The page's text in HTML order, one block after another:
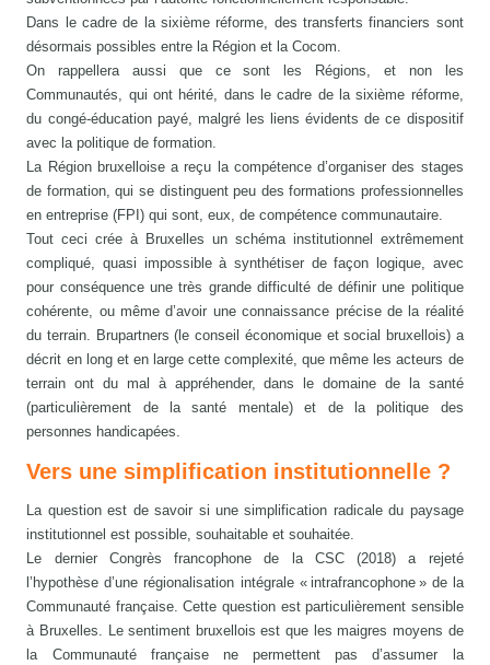
Dans le cadre de la sixième réforme, des transferts financiers sont
désormais possibles entre la Région et la Cocom.
On rappellera aussi que ce sont les Régions, et non les
Communautés, qui ont hérité, dans le cadre de la sixième réforme,
du congé-éducation payé, malgré les liens évidents de ce dispositif
avec la politique de formation.
La Région bruxelloise a reçu la compétence d’organiser des stages
de formation, qui se distinguent peu des formations professionnelles
en entreprise (FPI) qui sont, eux, de compétence communautaire.
Tout ceci crée à Bruxelles un schéma institutionnel extrêmement
compliqué, quasi impossible à synthétiser de façon logique, avec
pour conséquence une très grande difficulté de définir une politique
cohérente, ou même d’avoir une connaissance précise de la réalité
du terrain. Brupartners (le conseil économique et social bruxellois) a
décrit en long et en large cette complexité, que même les acteurs de
terrain ont du mal à appréhender, dans le domaine de la santé
(particulièrement de la santé mentale) et de la politique des
personnes handicapées.
Vers une simplification institutionnelle ?
La question est de savoir si une simplification radicale du paysage
institutionnel est possible, souhaitable et souhaitée.
Le dernier Congrès francophone de la CSC (2018) a rejeté
l’hypothèse d’une régionalisation intégrale « intrafrancophone » de la
Communauté française. Cette question est particulièrement sensible
à Bruxelles. Le sentiment bruxellois est que les maigres moyens de
la Communauté française ne permettent pas d’assumer la